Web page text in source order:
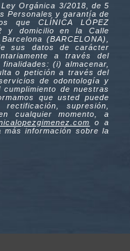
Orgánica 3/2018, de 5
Personales y garantía de
que CLÍNICA LÓPEZ
y domicilio en la Calle
(BARCELONA),
sus datos de carácter
a través del
(i) almacenar,
o petición a través del
de odontología y
de nuestras
que usted puede
supresión,
cualquier momento, a
o a
información sobre la